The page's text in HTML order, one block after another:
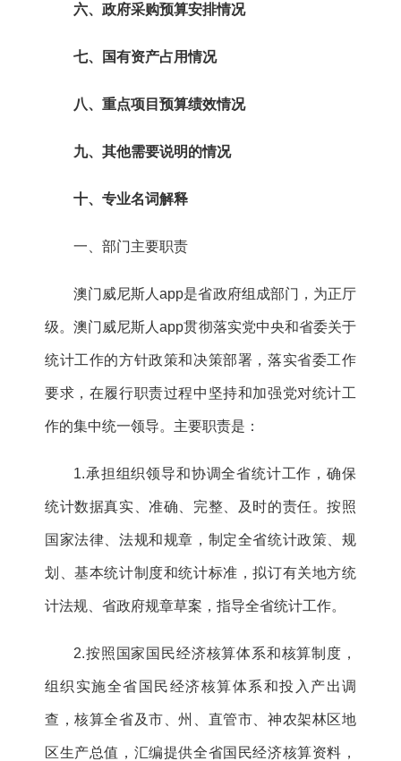
六、政府采购预算安排情况
七、国有资产占用情况
八、重点项目预算绩效情况
九、其他需要说明的情况
十、专业名词解释
一、部门主要职责
澳门威尼斯人app是省政府组成部门，为正厅
级。澳门威尼斯人app贯彻落实党中央和省委关于
统计工作的方针政策和决策部署，落实省委工作
要求，在履行职责过程中坚持和加强党对统计工
作的集中统一领导。主要职责是：
1.承担组织领导和协调全省统计工作，确保
统计数据真实、准确、完整、及时的责任。按照
国家法律、法规和规章，制定全省统计政策、规
划、基本统计制度和统计标准，拟订有关地方统
计法规、省政府规章草案，指导全省统计工作。
2.按照国家国民经济核算体系和核算制度，
组织实施全省国民经济核算体系和投入产出调
查，核算全省及市、州、直管市、神农架林区地
区生产总值，汇编提供全省国民经济核算资料，